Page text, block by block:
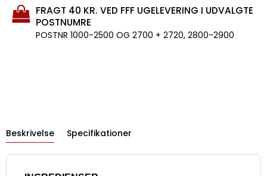
FRAGT 40 KR. VED FFF UGELEVERING I UDVALGTE
POSTNUMRE
POSTNR 1000-2500 OG 2700 + 2720, 2800-2900
Beskrivelse Specifikationer